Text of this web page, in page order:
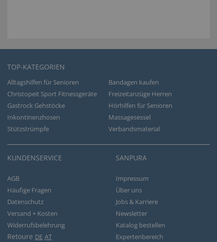
TOP-KATEGORIEN
Alltagshilfen für Senioren
Bandagen kaufen
Christopeit Sport Fitnessgeräte
Freizeitanzüge Herren
Gastrock Gehstöcke
Hörhilfen für Senioren
Inkontinenzhosen
Massagesessel
Stützstrümpfe
Verbandsmaterial
KUNDENSERVICE
AGB
Häufige Fragen
Datenschutz
Versand + Kosten
Widerrufsbelehrung
Retoure DE AT
SANPURA
Impressum
Über uns
Jobs & Karriere
Newsletter
Katalog bestellen
Expertenbereich